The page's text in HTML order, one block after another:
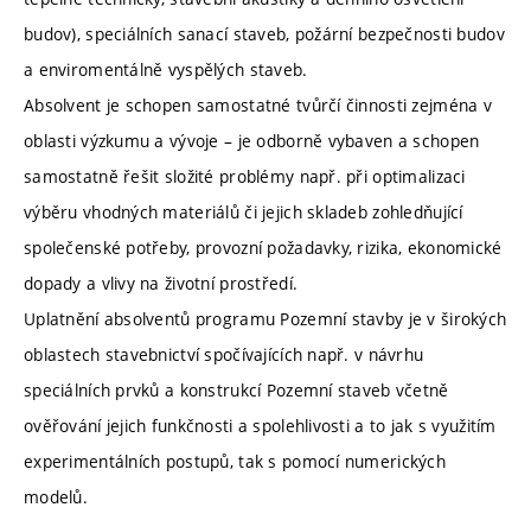
budov), speciálních sanací staveb, požární bezpečnosti budov
a enviromentálně vyspělých staveb.
Absolvent je schopen samostatné tvůrčí činnosti zejména v
oblasti výzkumu a vývoje – je odborně vybaven a schopen
samostatně řešit složité problémy např. při optimalizaci
výběru vhodných materiálů či jejich skladeb zohledňující
společenské potřeby, provozní požadavky, rizika, ekonomické
dopady a vlivy na životní prostředí.
Uplatnění absolventů programu Pozemní stavby je v širokých
oblastech stavebnictví spočívajících např. v návrhu
speciálních prvků a konstrukcí Pozemní staveb včetně
ověřování jejich funkčnosti a spolehlivosti a to jak s využitím
experimentálních postupů, tak s pomocí numerických
modelů.